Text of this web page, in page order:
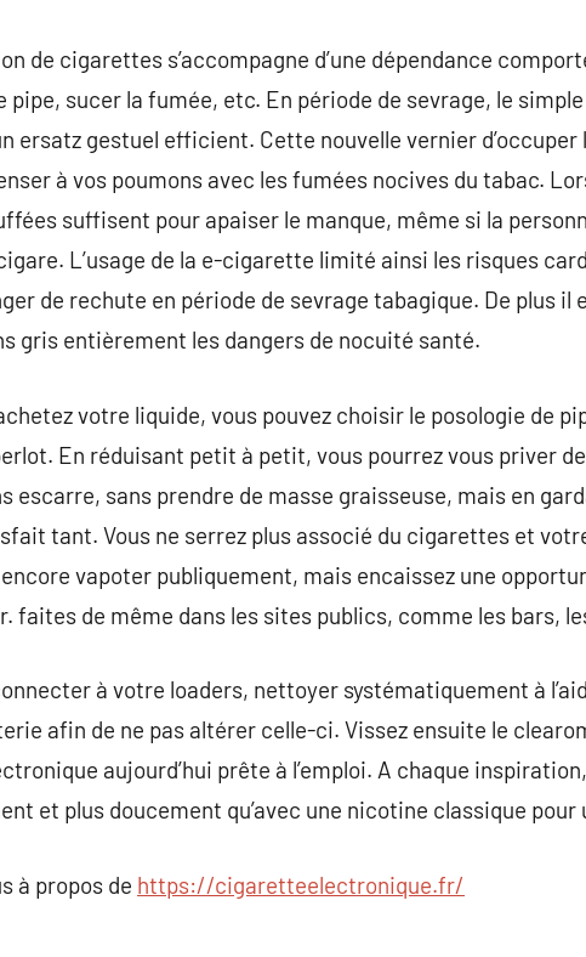
de cigarettes s’accompagne d’une dépendance
pipe, sucer la fumée, etc. En période de sevrage, le
ersatz gestuel efficient. Cette nouvelle vernier
à vos poumons avec les fumées nocives du tabac.
suffisent pour apaiser le manque, même si la
L’usage de la e-cigarette limité ainsi les risques
de rechute en période de sevrage tabagique. De plus
gris entièrement les dangers de nocuité santé.
votre liquide, vous pouvez choisir le posologie de
En réduisant petit à petit, vous pourrez vous priver
escarre, sans prendre de masse graisseuse, mais en
tant. Vous ne serrez plus associé du cigarettes et
vapoter publiquement, mais encaissez une
faites de même dans les sites publics, comme les bars,
à votre loaders, nettoyer systématiquement à
afin de ne pas altérer celle-ci. Vissez ensuite le
aujourd’hui prête à l’emploi. A chaque
et plus doucement qu’avec une nicotine classique pour
à propos de https://cigaretteelectronique.fr/